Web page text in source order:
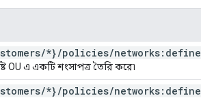
/*}/policies/networks:define
OU এ একটি শংসাপত্র তৈরি করে৷
/*}/policies/networks:define